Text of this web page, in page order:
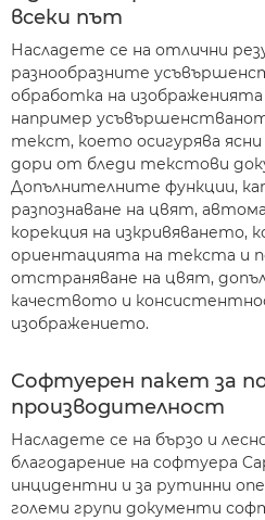
всеки път
Насладете се на отлични
разнообразните
обработка на изображенията
например
текст, което осигурява
дори от бледи текстови
Допълнителните функции,
разпознаване на цвят,
корекция на изкривяването,
ориентацията на текста и
отстраняване на цвят,
качеството и
изображението.
Софтуерен пакет за
производителност
Насладете се на бързо и
благодарение на софтуера
инцидентни и за рутинни
големи групи документи